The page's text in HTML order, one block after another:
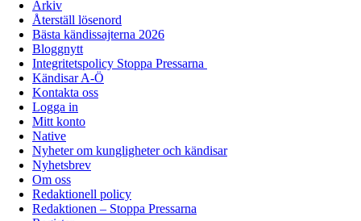
Arkiv
Återställ lösenord
Bästa kändissajterna 2026
Bloggnytt
Integritetspolicy Stoppa Pressarna
Kändisar A-Ö
Kontakta oss
Logga in
Mitt konto
Native
Nyheter om kungligheter och kändisar
Nyhetsbrev
Om oss
Redaktionell policy
Redaktionen – Stoppa Pressarna